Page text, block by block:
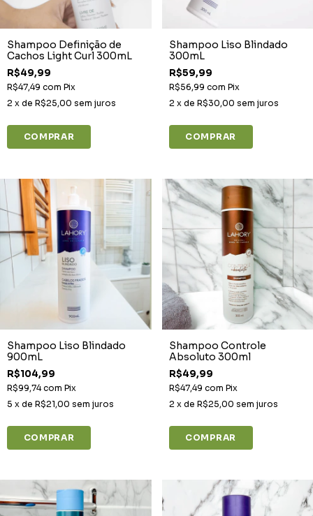
Shampoo Definição de
Cachos Light Curl 300mL
R$49,99
R$47,49 com Pix
2 x de R$25,00 sem juros
Shampoo Liso Blindado
300mL
R$59,99
R$56,99 com Pix
2 x de R$30,00 sem juros
Shampoo Liso Blindado
900mL
R$104,99
R$99,74com Pix
5 x de R$21,00 sem juros
Shampoo Controle
Absoluto 300ml
R$49,99
R$47,49 com Pix
2 x de R$25,00 sem juros